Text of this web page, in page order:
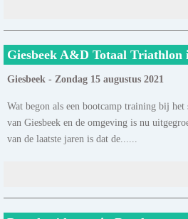
Giesbeek A&D Totaal Triathlon
Giesbeek - Zondag 15 augustus 2021
Wat begon als een bootcamp training bij
van Giesbeek en de omgeving is nu
van de laatste jaren is dat de......